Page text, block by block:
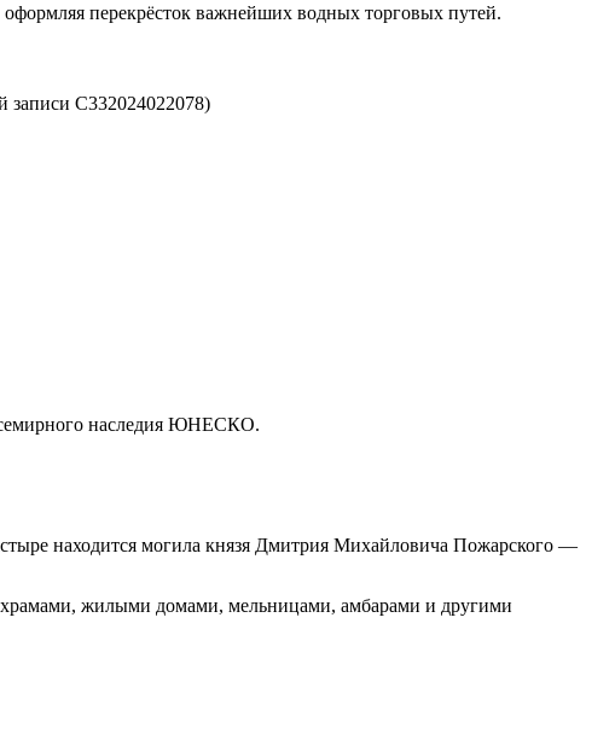
перекрёсток важнейших водных торговых путей.
записи С332024022078)
наследия ЮНЕСКО.
находится могила князя Дмитрия Михайловича Пожарского —
жилыми домами, мельницами, амбарами и другими